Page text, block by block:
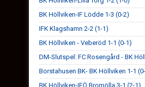
BK Höllviken-IF Lödde 1-3 (0-2)
IFK Klagshamn 2-2 (1-1)
BK Höllviken - Veberöd 1-1 (0-1)
DM-Slutspel: FC Rosengård - BK
Borstahusen BK- BK Höllviken 1-1
BK Höllviken-IFÖ Bromölla 3-1 (2-1)